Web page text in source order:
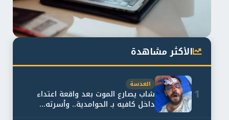
الأكثر مشاهدة
1
العدسة
شاب يصارع الموت بعد واقعة اعتداء
داخل كافيه بـ الحوامدية.. وأسرته...